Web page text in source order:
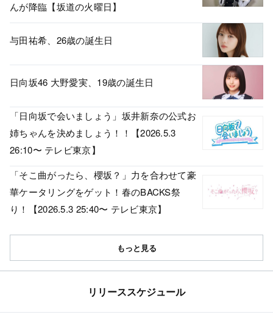
んが降臨【坂道の火曜日】
与田祐希、26歳の誕生日
日向坂46 大野愛実、19歳の誕生日
「日向坂で会いましょう」坂井新奈の公式お
姉ちゃんを決めましょう！！【2026.5.3
26:10〜 テレビ東京】
「そこ曲がったら、櫻坂？」力を合わせて豪
華ケータリングをゲット！春のBACKS祭
り！【2026.5.3 25:40〜 テレビ東京】
もっと見る
リリーススケジュール